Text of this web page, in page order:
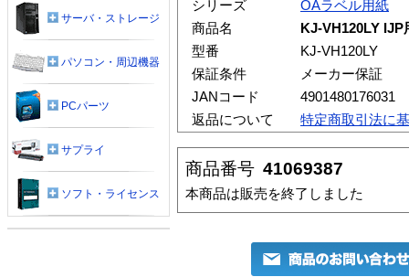
シリーズ
OAラベル用紙
商品名
KJ-VH120LY
型番
KJ-VH120LY
保証条件
メーカー保証
JANコード
4901480176031
返品について
特定商取引法に
商品番号 41069387
本商品は販売を終了しました
サーバ・ストレージ
パソコン・周辺機器
PCパーツ
サプライ
ソフト・ライセンス